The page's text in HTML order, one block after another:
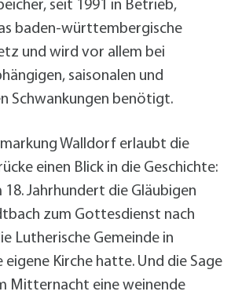
seit 1991 in Betrieb,
baden-württembergische
und wird vor allem bei
saisonalen und
Schwankungen benötigt.
Walldorf erlaubt die
einen Blick in die Geschichte:
18. Jahrhundert die Gläubigen
zum Gottesdienst nach
Lutherische Gemeinde in
eigene Kirche hatte. Und die Sage
Mitternacht eine weinende